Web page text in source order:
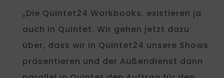
„Die Quintet24 Workbooks, existieren ja
auch in Quintet. Wir gehen jetzt dazu
über, dass wir in Quintet24 unsere Shows
präsentieren und der Außendienst dann